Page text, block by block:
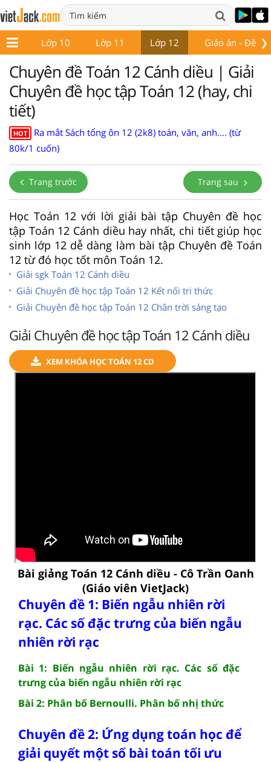
❯
9 Lớp 10 Lớp 11 Lớp 12 Giáo án - Đề thi
Chuyên đề Toán 12 Cánh diều | Giải
Chuyên đề học tập Toán 12 (hay, chi
tiết)
HOT
Ra mắt Sách tổng ôn 12 (2k8) toán, văn, anh.... (từ
80k/1 cuốn)
Trang trước Trang sau
Học Toán 12 với lời giải bài tập Chuyên đề học
tập Toán 12 Cánh diều hay nhất, chi tiết giúp học
sinh lớp 12 dễ dàng làm bài tập Chuyên đề Toán
12 từ đó học tốt môn Toán 12.
Giải sgk Toán 12 Cánh diều
Giải Chuyên đề học tập Toán 12 Kết nối tri thức
Giải Chuyên đề học tập Toán 12 Chân trời sáng tạo
Giải Chuyên đề học tập Toán 12 Cánh diều
XEM KHÓA HỌC TOÁN 12 CD
Bài giảng Toán 12 Cánh diều - Cô Trần Oanh
(Giáo viên VietJack)
Chuyên đề 1: Biến ngẫu nhiên rời
rạc. Các số đặc trưng của biến ngẫu
nhiên rời rạc
Bài 1: Biến ngẫu nhiên rời rạc. Các số đặc
trưng của biến ngẫu nhiên rời rạc
Bài 2: Phân bố Bernoulli. Phân bố nhị thức
Chuyên đề 2: Ứng dụng toán học để
giải quyết một số bài toán tối ưu